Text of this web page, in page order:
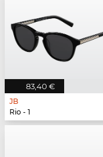
83,40 €
JB
Rio - 1